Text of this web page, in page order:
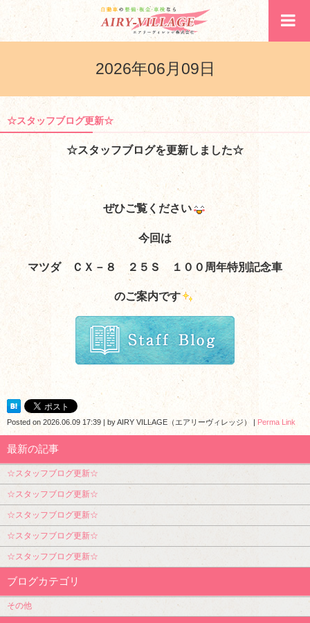
2026年06月09日
☆スタッフブログ更新☆
☆スタッフブログを更新しました☆
ぜひご覧ください
今回は
マツダ ＣＸ－８ ２５Ｓ １００周年特別記念車
のご案内です
Posted on 2026.06.09 17:39 | byAIRY VILLAGE（エアリーヴィレッジ） | Perma Link
最新の記事
☆スタッフブログ更新☆
☆スタッフブログ更新☆
☆スタッフブログ更新☆
☆スタッフブログ更新☆
☆スタッフブログ更新☆
ブログカテゴリ
その他